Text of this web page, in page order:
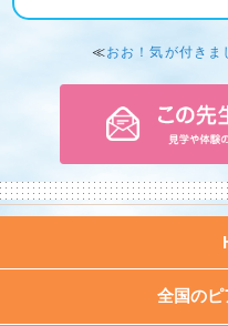
≪おお！気が付きま
全国のピ